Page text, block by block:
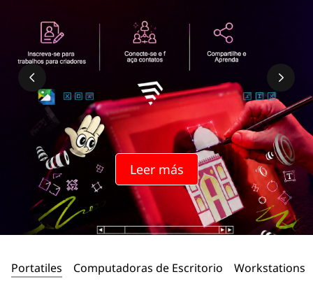
Leer más
Portatiles Computadoras de Escritorio Workstations